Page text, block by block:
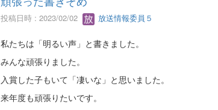
投稿日時 : 2023/02/02 放送情報委員５
私たちは「明るい声」と書きました。
みんな頑張りました。
入賞した子もいて「凄いな」と思いました。
来年度も頑張りたいです。